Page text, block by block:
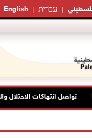
English עברית
تواصل انتهاكات الاحتلال